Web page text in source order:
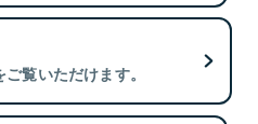
覧いただけます。